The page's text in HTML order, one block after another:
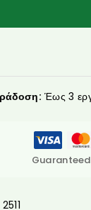
Έως 3
2511